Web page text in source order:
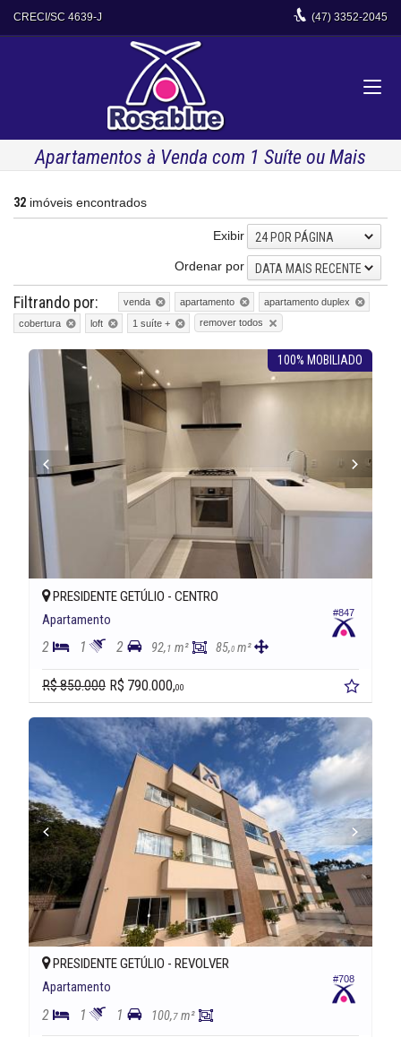
CRECI/SC 4639-J (47) 3352-2045
Apartamentos à Venda com 1 Suíte ou Mais
32 imóveis encontrados
Exibir
24 POR PÁGINA
Ordenar por
DATA MAIS RECENTE
Filtrando por: venda apartamento
apartamento duplex
cobertura
loft 1 suíte + remover todos
100% MOBILIADO
#847
PRESIDENTE GETÚLIO - CENTRO
Apartamento
2 1 2 92,1 m² 85,0 m²
R$ 850.000 R$ 790.000,00
#708
PRESIDENTE GETÚLIO - REVOLVER
Apartamento
2 1 1 100,7 m²